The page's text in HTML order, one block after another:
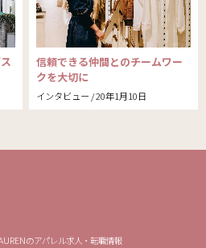
インタビュー / 20年1月10日
信頼できる仲間とのチームワー
クを大切に
のアパレル求人・転職情報